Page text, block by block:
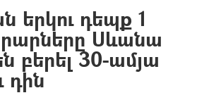
երկու դեպք 1
Սևանա
բերել 30-ամյա
դին